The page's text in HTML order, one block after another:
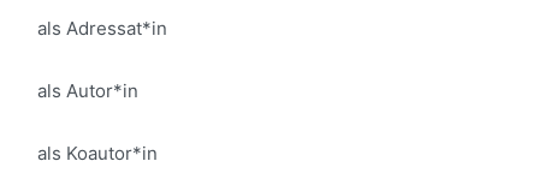
als Adressat*in
als Autor*in
als Koautor*in